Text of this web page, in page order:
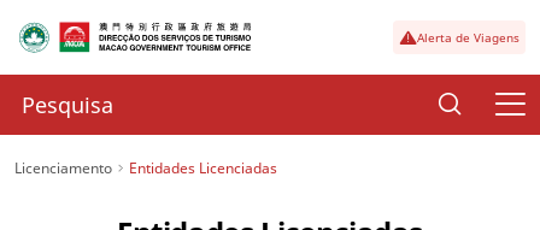
Alerta de Viagens
Licenciamento Entidades Licenciadas